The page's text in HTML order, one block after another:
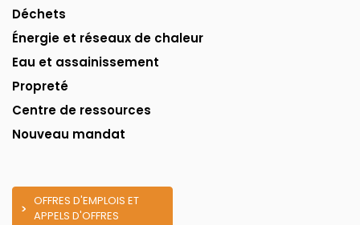
Déchets
Énergie et réseaux de chaleur
Eau et assainissement
Propreté
Centre de ressources
Nouveau mandat
OFFRES D'EMPLOIS ET
APPELS D'OFFRES